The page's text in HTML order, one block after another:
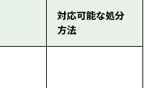
対応可能な処分
方法